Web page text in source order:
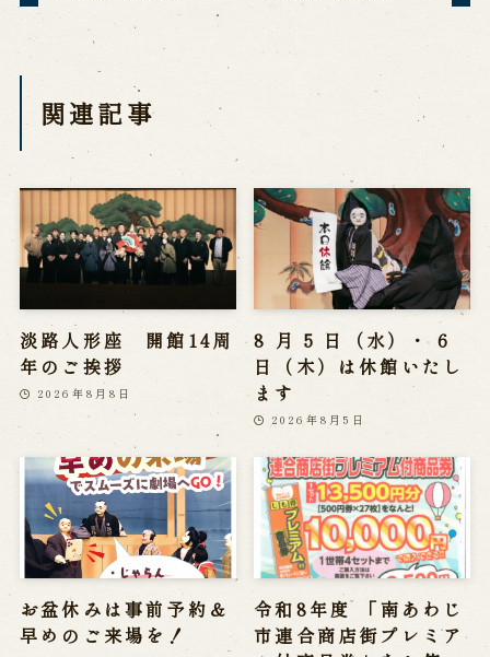
関連記事
淡路人形座 開館14周
年のご挨拶
2026年8月8日
8 月 5 日（水）・ 6
日（木）は休館いたし
ます
2026年8月5日
お盆休みは事前予約＆
早めのご来場を！
令和8年度 「南あわじ
市連合商店街プレミア